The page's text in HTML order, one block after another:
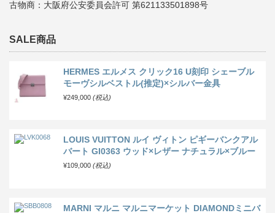
古物商：大阪府公安委員会許可 第621133501898号
SALE商品
HERMES エルメス クリック16 U刻印 シェーブル
モーヴシルベストル(推定)×シルバー金具
¥249,000 (税込)
LOUIS VUITTON ルイ ヴィトン ピギーバンクアル
バート GI0363 ウッド×レザー ナチュラル×ブルー
¥109,000 (税込)
MARNI マルニ マルニマーケット DIAMONDミニバ